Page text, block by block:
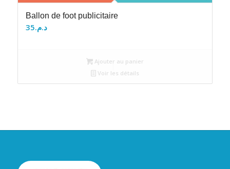
Ballon de foot publicitaire
د.م.35
Ajouter au panier
Voir les détails